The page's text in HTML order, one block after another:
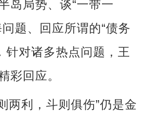
岛局势、谈“一带一
题、回应所谓的“债务
针对诸多热点问题，王
彩回应。
两利，斗则俱伤”仍是金